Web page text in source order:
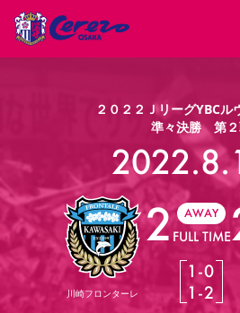
試合日程 / 結果 順位表
チームについて
選手・スタッフ スケジュール メディア情
アカデミー ハナサカプレーヤー 歴代所
チケット
チケット情報 販売スケジュール 価格・
シーズンシート 法人シーズンシート 福
特定興行入場券 譲渡サービス リセール
観戦ガイド
クラブを知る
セレッソ大阪について
クラブ紹介 シーズン記録 求人情報
ファンクラブ
２０２２ＪリーグYBCル
準々決勝 第
川崎フロンターレ
2 AWAY
FULL TIME
1-0
1-2